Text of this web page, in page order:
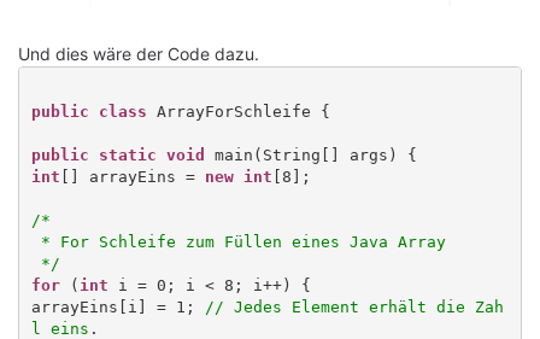
Und dies wäre der Code dazu.
public class ArrayForSchleife {
public static void
int [] arrayEins = new int [8];
/*
*/
for ( int i = 0; i < 8; i++) {
arrayEins[i] = 1;
// Jedes Element erhält die Zah
l eins .